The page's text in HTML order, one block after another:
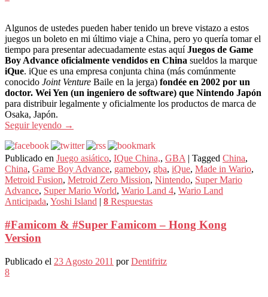
Algunos de ustedes pueden haber tenido un breve vistazo a estos
juegos un boleto en mi último viaje a China, pero yo quería tomar el
tiempo para presentar adecuadamente estas aquíJuegos de Game
Boy Advance oficialmente vendidos en China sueldos la marque
iQue. iQue es una empresa conjunta china (más comúnmente
conocido Joint Venture Baile en la jerga) fondée en 2002 por un
doctor. Wei Yen (un ingeniero de software) que Nintendo Japón
para distribuir legalmente y oficialmente los productos de marca de
Osaka, Japón.
Seguir leyendo →
Publicado en Juego asiático, IQue China,, GBA | Tagged China,
China, Game Boy Advance, gameboy, gba, iQue, Made in Wario,
Metroid Fusion, Metroid Zero Mission, Nintendo, Super Mario
Advance, Super Mario World, Wario Land 4, Wario Land
Anticipada, Yoshi Island | 8 Respuestas
#Famicom & #Super Famicom – Hong Kong
Version
Publicado el 23 Agosto 2011 porDentifritz
8